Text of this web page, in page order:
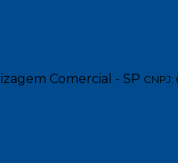
Comercial - SP